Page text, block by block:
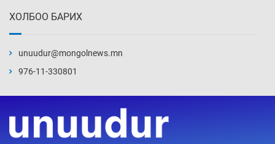
15 цаг 26 мин
15 цаг 41 мин
ХОЛБОО БАРИХ
unuudur@mongolnews.mn
976-11-330801